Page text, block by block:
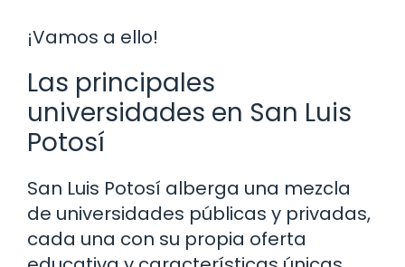
¡Vamos a ello!
Las principales
universidades en San Luis
Potosí
San Luis Potosí alberga una mezcla
de universidades públicas y privadas,
cada una con su propia oferta